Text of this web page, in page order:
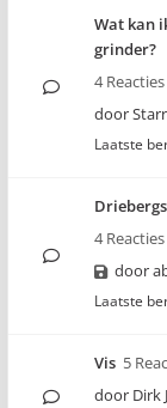
Wat kan
grinder?
4
door
Laatste
4
door
Laatste
Vis 5
door Dirk